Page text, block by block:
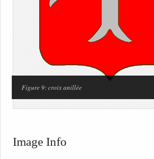
Figure 9: croix anillée
Image Info